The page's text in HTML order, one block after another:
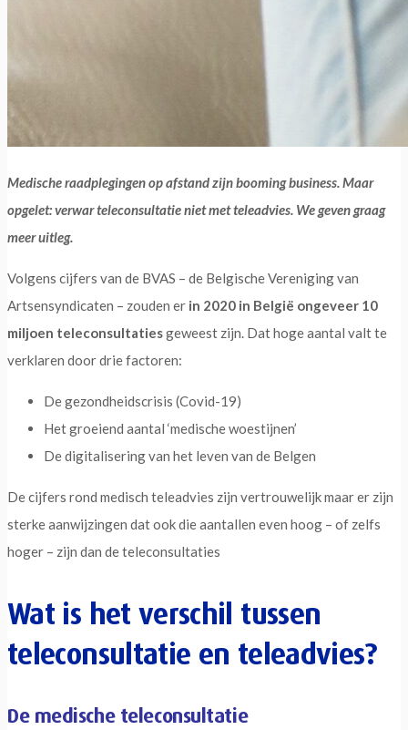
Medische raadplegingen op afstand zijn booming business. Maar
opgelet: verwar teleconsultatie niet met teleadvies. We geven graag
meer uitleg.
Volgens cijfers van de BVAS – de Belgische Vereniging van
Artsensyndicaten – zouden er in 2020 in België ongeveer 10
miljoen teleconsultatiesgeweest zijn. Dat hoge aantal valt te
verklaren door drie factoren:
De gezondheidscrisis (Covid-19)
Het groeiend aantal ‘medische woestijnen’
De digitalisering van het leven van de Belgen
De cijfers rond medisch teleadvies zijn vertrouwelijk maar er zijn
sterke aanwijzingen dat ook die aantallen even hoog – of zelfs
hoger – zijn dan de teleconsultaties
Wat is het verschil tussen
teleconsultatie en teleadvies?
De medische teleconsultatie